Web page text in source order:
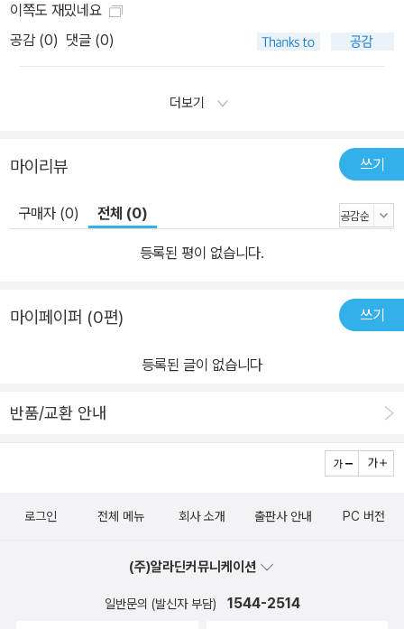
이쪽도 재밌네요
공감 (0) 댓글 (0)
더보기
마이리뷰 쓰기
구매자 (0) 전체 (0)
등록된 평이 없습니다.
마이페이퍼 (0편) 쓰기
등록된 글이 없습니다
반품/교환 안내
로그인 전체 메뉴 회사 소개 출판사 안내 PC 버전
(주)알라딘커뮤니케이션
일반문의 (발신자 부담) 1544-2514